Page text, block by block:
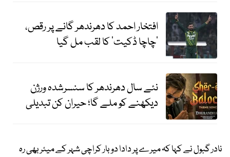
افتخار احمد کا دھرندھر گانے پر رقص،
’چاچا ڈکیت‘ کا لقب مل گیا
نئے سال دھرندھر کا سنسرشدہ ورژن
دیکھنے کو ملے گا؛ حیران کن تبدیلی
نادر گبول نے کہا کہ میرے پر دادا دو بار کراچی شہر کے میئر بھی رہ